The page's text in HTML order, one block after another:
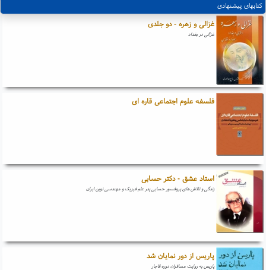
کتابهای پیشنهادی
غزالی و زهره - دو جلدی
غزالی در بغداد
فلسفه علوم اجتماعی قاره ای
استاد عشق - دکتر حسابی
زندگی و تلاش های پروفسور حسابی پدر علم فیزیک و مهندسی نوین ایران
پاریس از دور نمایان شد
پاریس به روایت مسافران دوره قاجار